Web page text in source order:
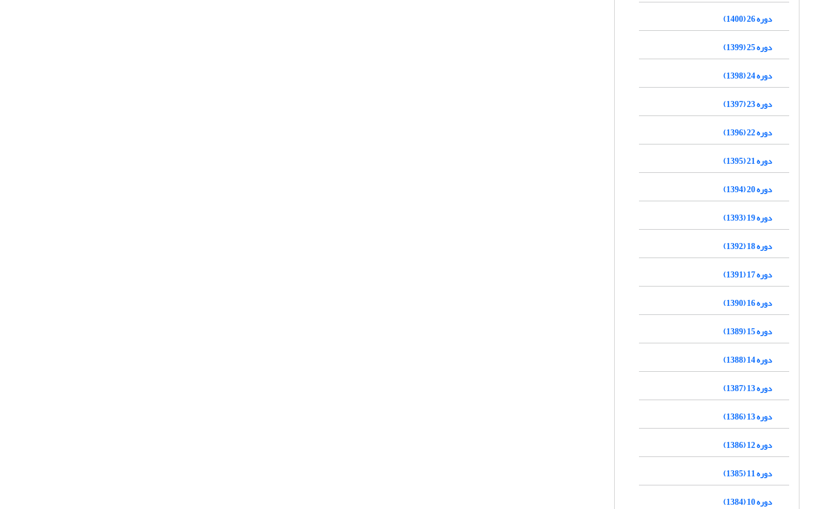
دوره 26 (1400)
دوره 25 (1399)
دوره 24 (1398)
دوره 23 (1397)
دوره 22 (1396)
دوره 21 (1395)
دوره 20 (1394)
دوره 19 (1393)
دوره 18 (1392)
دوره 17 (1391)
دوره 16 (1390)
دوره 15 (1389)
دوره 14 (1388)
دوره 13 (1387)
دوره 13 (1386)
دوره 12 (1386)
دوره 11 (1385)
دوره 10 (1384)